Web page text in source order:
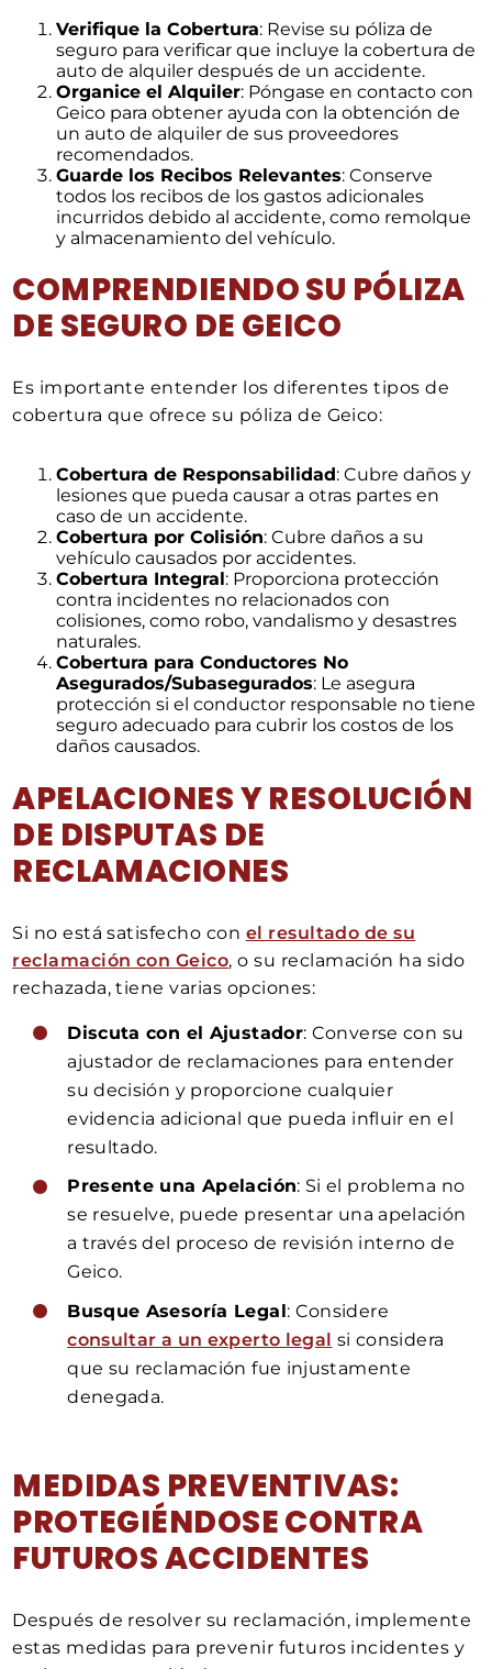
Verifique la Cobertura: Revise su póliza de
seguro para verificar que incluye la cobertura de
auto de alquiler después de un accidente.
Organice el Alquiler: Póngase en contacto con
Geico para obtener ayuda con la obtención de
un auto de alquiler de sus proveedores
recomendados.
Guarde los Recibos Relevantes: Conserve
todos los recibos de los gastos adicionales
incurridos debido al accidente, como remolque
y almacenamiento del vehículo.
COMPRENDIENDO SU PÓLIZA
DE SEGURO DE GEICO
Es importante entender los diferentes tipos de
cobertura que ofrece su póliza de Geico:
Cobertura de Responsabilidad: Cubre daños y
lesiones que pueda causar a otras partes en
caso de un accidente.
Cobertura por Colisión: Cubre daños a su
vehículo causados por accidentes.
Cobertura Integral: Proporciona protección
contra incidentes no relacionados con
colisiones, como robo, vandalismo y desastres
naturales.
Cobertura para Conductores No
Asegurados/Subasegurados: Le asegura
protección si el conductor responsable no tiene
seguro adecuado para cubrir los costos de los
daños causados.
APELACIONES Y RESOLUCIÓN
DE DISPUTAS DE
RECLAMACIONES
Si no está satisfecho con el resultado de su
reclamación con Geico, o su reclamación ha sido
rechazada, tiene varias opciones:
Discuta con el Ajustador: Converse con su
ajustador de reclamaciones para entender
su decisión y proporcione cualquier
evidencia adicional que pueda influir en el
resultado.
Presente una Apelación: Si el problema no
se resuelve, puede presentar una apelación
a través del proceso de revisión interno de
Geico.
Busque Asesoría Legal: Considere
consultar a un experto legal si considera
que su reclamación fue injustamente
denegada.
MEDIDAS PREVENTIVAS:
PROTEGIÉNDOSE CONTRA
FUTUROS ACCIDENTES
Después de resolver su reclamación, implemente
estas medidas para prevenir futuros incidentes y